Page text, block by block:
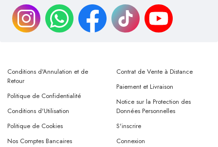
Conditions d'Annulation et de
Retour
Politique de Confidentialité
Conditions d'Utilisation
Contrat de Vente à Distance
Paiement et Livraison
Notice sur la Protection des
Données Personnelles
Politique de Cookies
Nos Comptes Bancaires
S'inscrire
Connexion